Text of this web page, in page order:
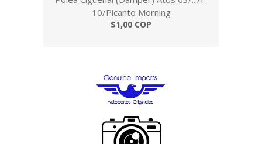
10/Picanto Morning
$1,00 COP